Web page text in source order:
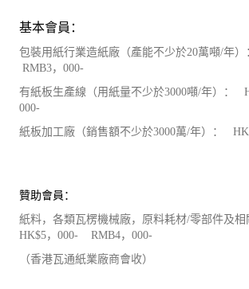
基本會員：
包裝用紙行業造紙廠（產能不少於20萬噸/年
RMB3，000-
有紙板生產線（用紙量不少於3000噸/年）：
000-
紙板加工廠（銷售額不少於3000萬/年）：
贊助會員：
紙料，各類瓦楞機械廠，原料耗材/零部件及
HK$5，000- RMB4，000-
（香港瓦通紙業廠商會收）